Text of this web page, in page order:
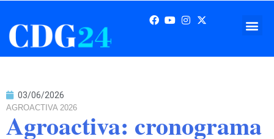
03/06/2026
AGROACTIVA 2026
Agroactiva: cronograma